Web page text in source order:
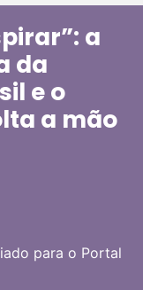
a
da
e o
a mão
para o Portal